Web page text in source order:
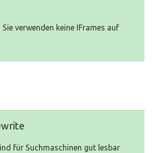
verwenden keine IFrames auf
für Suchmaschinen gut lesbar